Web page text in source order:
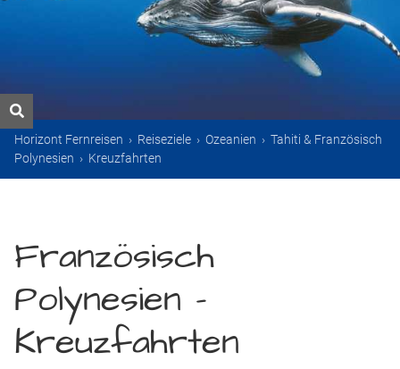
Horizont Fernreisen › Reiseziele › Ozeanien › Tahiti & Französisch
Polynesien › Kreuzfahrten
Französisch
Polynesien –
Kreuzfahrten